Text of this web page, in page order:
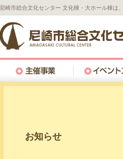
尼崎市総合文化センター 文化棟・大ホール棟は
お知らせ